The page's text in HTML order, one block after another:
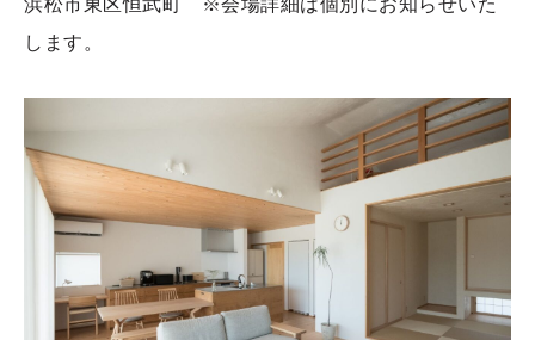
浜松市東区恒武町 ※会場詳細は個別にお知らせいた
します。